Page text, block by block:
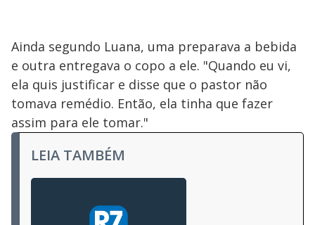
Ainda segundo Luana, uma preparava a bebida
e outra entregava o copo a ele. "Quando eu vi,
ela quis justificar e disse que o pastor não
tomava remédio. Então, ela tinha que fazer
assim para ele tomar."
LEIA TAMBÉM